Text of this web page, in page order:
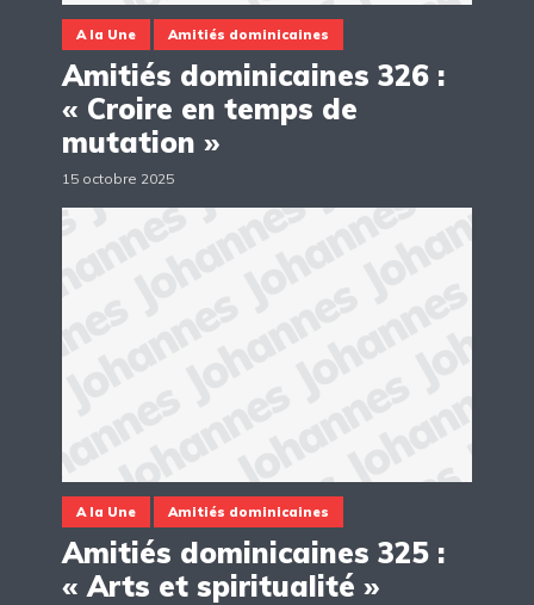
A la Une Amitiés dominicaines
Amitiés dominicaines 326 :
« Croire en temps de
mutation »
15 octobre 2025
A la Une Amitiés dominicaines
Amitiés dominicaines 325 :
« Arts et spiritualité »